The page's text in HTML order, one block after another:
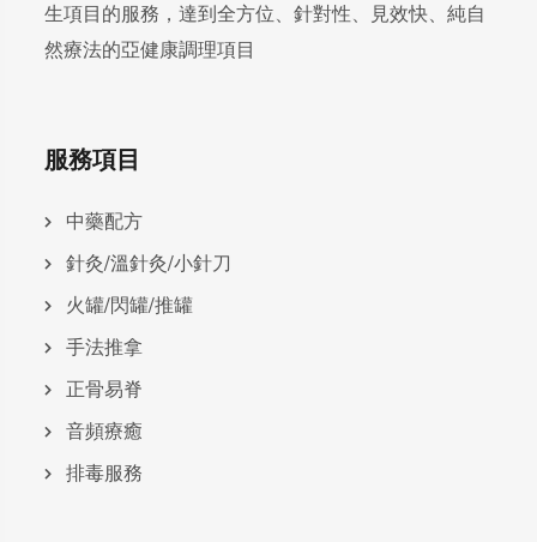
生項目的服務，達到全方位、針對性、見效快、純自
然療法的亞健康調理項目
服務項目
中藥配方
針灸/溫針灸/小針刀
火罐/閃罐/推罐
手法推拿
正骨易脊
⾳頻療癒
排毒服務